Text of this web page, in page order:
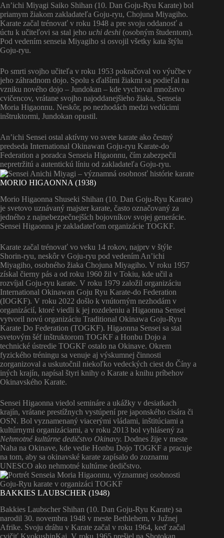
An’ichi Miyagi Saiko Shihan (10. Dan Goju-Ryu Karate) bol
priamym žiakom zakladateľa Goju-ryu, Chojuna Miyagiho.
Karate začal trénovať v roku 1948 a pre svoju oddanosť a
úctu k učiteľovi sa stal jeho uchi deshi (osobným študentom).
Pod vedením senseia Miyagiho si osvojil všetky kata štýlu
Goju-ryu.
Po smrti svojho učiteľa v roku 1953 pokračoval vo výučbe v
jeho záhradnom dojo. Spolu s ďalšími žiakmi sa podieľal na
vzniku nového dojo – Jundokan – kde vychoval množstvo
cvičencov, vrátane svojho najoddanejšieho žiaka, Senseia
Moria Higaonnu. Neskôr, po nezhodách medzi vedúcimi
inštruktormi, Jundokan opustil.
An’ichi Sensei ostal aktívny vo svete karate ako čestný
predseda International Okinawan Goju-ryu Karate-do
Federation a poradca Senseia Higaonnu, čím zabezpečil
nepretržitú a autentickú líniu od zakladateľa Goju-ryu.
MORIO HIGAONNA (1938)
Morio Higaonna Shuseki Shihan (10. Dan Goju-Ryu Karate)
je svetovo uznávaný majster karate, často označovaný za
jedného z najnebezpečnejších bojovníkov svojej generácie.
Sensei Higaonna je zakladateľom organizácie TOGKF.
Karate začal trénovať vo veku 14 rokov, najprv v štýle
Shorin-ryu, neskôr v Goju-ryu pod vedením An’ichi
Miyagiho, osobného žiaka Chojuna Miyagiho. V roku 1957
získal čierny pás a od roku 1960 žil v Tokiu, kde učil a
rozvíjal Goju-ryu karate. V roku 1979 založil organizáciu
International Okinawan Goju Ryu Karate-do Federation
(IOGKF). V roku 2022 došlo k vnútorným nezhodám v
organizácií, ktoré viedli k jej rozdeleniu a Higaonna Sensei
vytvoril novú organizáciu Traditional Okinawa Goju-Ryu
Karate Do Federation (TOGKF). Higaonna Sensei sa stal
svetovým šéf inštruktorom TOGKF a Honbu Dojo a
technické ústredie TOGKF ostalo na Okinave. Okrem
fyzického tréningu sa venuje aj výskumnej činnosti
zorganizoval a uskutočnil niekoľko vedeckých ciest do Číny a
iných krajín, napísal štyri knihy o Karate a knihu príbehov
Okinavského Karate.
Sensei Higaonna viedol semináre a ukážky v desiatkach
krajín, vrátane prestížnych vystúpení pre japonského cisára či
OSN. Bol vyznamenaný viacerými vládami, inštitúciami a
kultúrnymi organizáciami, a v roku 2013 bol vyhlásený za
Nehmotné kultúrne dedičstvo Okinavy. Dodnes žije v meste
Naha na Okinave, kde vedie Honbu Dojo TOGKF a pracuje
na tom, aby sa okinavské karate zapísalo do zoznamu
UNESCO ako nehmotné kultúrne dedičstvo.
BAKKIES LAUBSCHER (1948)
Bakkies Laubscher Shihan (10. Dan Goju-Ryu Karate) sa
narodil 30. novembra 1948 v meste Bethlehem, v Južnej
Afrike. Svoju dráhu v Karate začal v roku 1964, keď začal
cvičiť KyokushinKai. V roku 1965 prešiel na Shotokan